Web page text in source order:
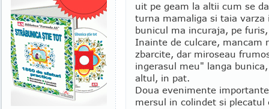
uit pe geam la altii cum se
turna mamaliga si taia varza
bunicul ma incuraja, pe
Inainte de culcare, mancam
zbarcite, dar miroseau
ingerasul meu" langa
altul, in pat.
Doua evenimente
mersul in colindet si